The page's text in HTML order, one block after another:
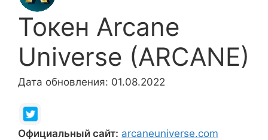
Токен Arcane
Universe (ARCANE)
Дата обновления: 01.08.2022
Официальный сайт: arcaneuniverse.com